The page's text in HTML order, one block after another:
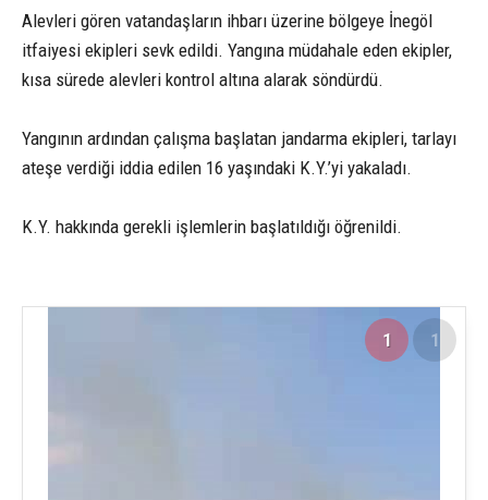
Alevleri gören vatandaşların ihbarı üzerine bölgeye İnegöl
itfaiyesi ekipleri sevk edildi. Yangına müdahale eden ekipler,
kısa sürede alevleri kontrol altına alarak söndürdü.
Yangının ardından çalışma başlatan jandarma ekipleri, tarlayı
ateşe verdiği iddia edilen 16 yaşındaki K.Y.’yi yakaladı.
K.Y. hakkında gerekli işlemlerin başlatıldığı öğrenildi.
1 1